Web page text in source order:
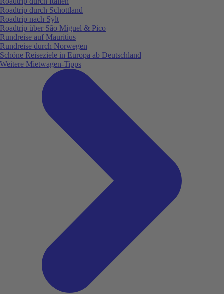
Roadtrip durch Schottland
Roadtrip nach Sylt
Roadtrip über São Miguel & Pico
Rundreise auf Mauritius
Rundreise durch Norwegen
Schöne Reiseziele in Europa ab Deutschland
Weitere Mietwagen-Tipps